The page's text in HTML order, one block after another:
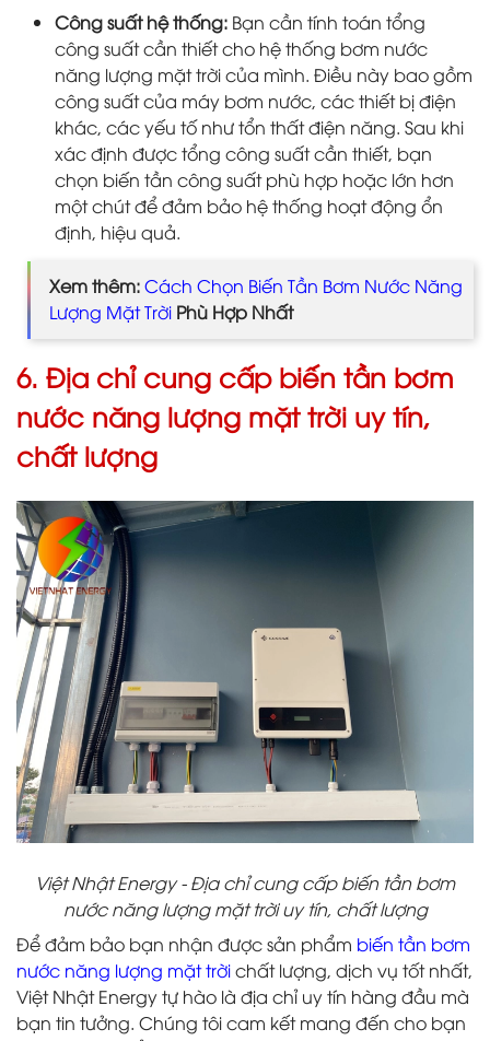
Công suất hệ thống: Bạn cần tính toán tổng
công suất cần thiết cho hệ thống bơm nước
năng lượng mặt trời của mình. Điều này bao gồm
công suất của máy bơm nước, các thiết bị điện
khác, các yếu tố như tổn thất điện năng. Sau khi
xác định được tổng công suất cần thiết, bạn
chọn biến tần công suất phù hợp hoặc lớn hơn
một chút để đảm bảo hệ thống hoạt động ổn
định, hiệu quả.
Xem thêm:Cách Chọn Biến Tần Bơm Nước Năng
Lượng Mặt Trời Phù Hợp Nhất
6. Địa chỉ cung cấp biến tần bơm
nước năng lượng mặt trời uy tín,
chất lượng
Việt Nhật Energy - Địa chỉ cung cấp biến tần bơm
nước năng lượng mặt trời uy tín, chất lượng
Để đảm bảo bạn nhận được sản phẩm biến tần bơm
nước năng lượng mặt trờichất lượng, dịch vụ tốt nhất,
Việt Nhật Energy tự hào là địa chỉ uy tín hàng đầu mà
bạn tin tưởng. Chúng tôi cam kết mang đến cho bạn